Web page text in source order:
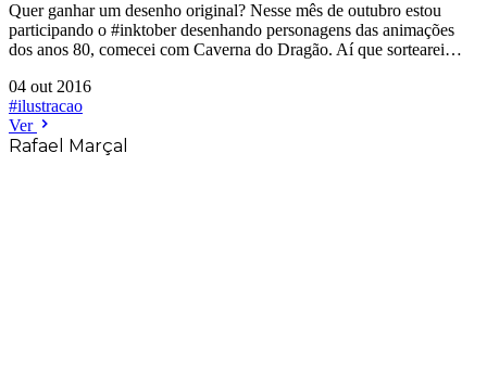
Quer ganhar um desenho original? Nesse mês de outubro estou
participando o #inktober desenhando personagens das animações
dos anos 80, comecei com Caverna do Dragão. Aí que sortearei…
04 out 2016
#ilustracao
Ver
Rafael Marçal